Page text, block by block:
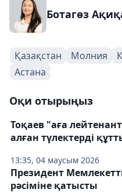
Ботагөз
Қазақстан Молния
Астана
Оқи отырыңыз
13:35, 04 маусым 2026
Тоқаев "аға
алған түлектерді
Президент
рәсіміне қатысты